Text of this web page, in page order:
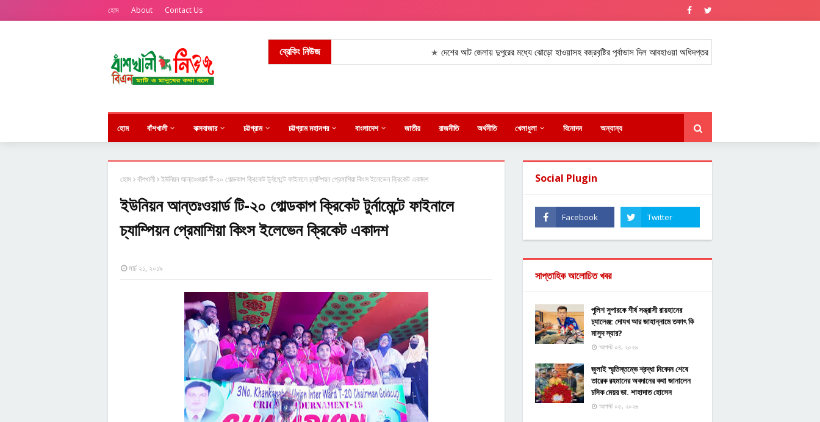
হোম About Contact Us
ব্রেকিং নিউজ দেশের আট জেলায় দুপুরের মধ্যে ঝোড়ো হাওয়াসহ বজ্রবৃষ্টির পূর্বাভাস দিল আবহাওয়া অধিদপ্তর।
হোম বাঁশখালী কক্সবাজার চট্টগ্রাম চট্টগ্রাম মহানগর বাংলাদেশ জাতীয় রাজনীতি অর্থনীতি খেলাধুলা বিনোদন অন্যান্য
হোম বাঁশখালী ইউনিয়ন আন্তঃওয়ার্ড টি-২০ গোল্ডকাপ ক্রিকেট টুর্নামেন্টে ফাইনালে চ্যাম্পিয়ন প্রেমাশিয়া কিংস ইলেভেন ক্রিকেট একাদশ
ইউনিয়ন আন্তঃওয়ার্ড টি-২০ গোল্ডকাপ ক্রিকেট টুর্নামেন্টে ফাইনালে
চ্যাম্পিয়ন প্রেমাশিয়া কিংস ইলেভেন ক্রিকেট একাদশ
মার্চ ২১, ২০১৯
Social Plugin
সাপ্তাহিক আলোচিত খবর
পুলিশ সুপারকে শীর্ষ সন্ত্রাসী রায়হানের
চ্যালেঞ্জ: দোযখ আর জাহান্নামে তফাৎ কি
মাসুদ স্যার?
আগস্ট ০৪, ২০২৬
জুলাই স্মৃতিস্তম্ভে শ্রদ্ধা নিবেদন শেষে
তারেক রহমানের অবদানের কথা জানালেন
চসিক মেয়র ডা. শাহাদাত হোসেন
আগস্ট ০৫, ২০২৬